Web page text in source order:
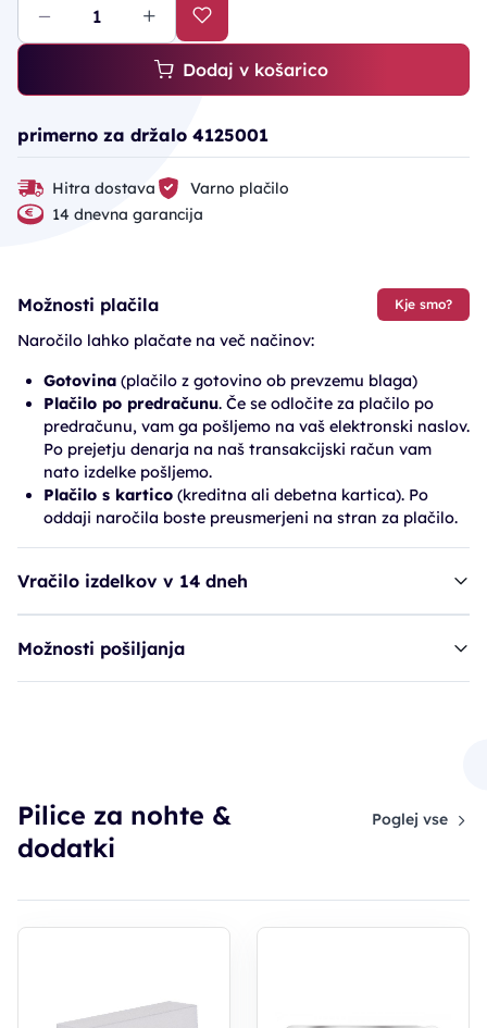
Dodaj v košarico
primerno za držalo 4125001
Hitra dostava
Varno plačilo
14 dnevna garancija
Možnosti plačila Kje smo?
Naročilo lahko plačate na več načinov:
Gotovina (plačilo z gotovino ob prevzemu blaga)
Plačilo po predračunu. Če se odločite za plačilo po
predračunu, vam ga pošljemo na vaš elektronski naslov.
Po prejetju denarja na naš transakcijski račun vam
nato izdelke pošljemo.
Plačilo s kartico (kreditna ali debetna kartica). Po
oddaji naročila boste preusmerjeni na stran za plačilo.
Vračilo izdelkov v 14 dneh
Možnosti pošiljanja
Pilice za nohte &
dodatki
Poglej vse